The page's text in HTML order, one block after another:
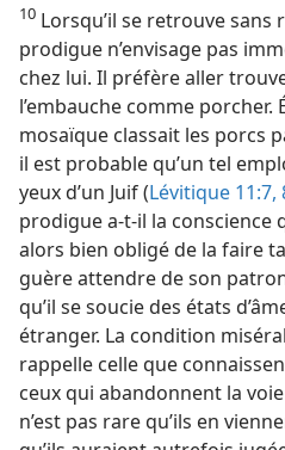
10 Lorsqu’il se retrouve sans
prodigue n’envisage pas
chez lui. Il préfère aller
l’embauche comme porcher.
mosaïque classait les porcs
il est probable qu’un tel
yeux d’un Juif (Lévitique 11:7,
prodigue a-​t-​il la conscience
alors bien obligé de la faire
guère attendre de son
qu’il se soucie des états
étranger. La condition
rappelle celle que
ceux qui abandonnent la
n’est pas rare qu’ils en